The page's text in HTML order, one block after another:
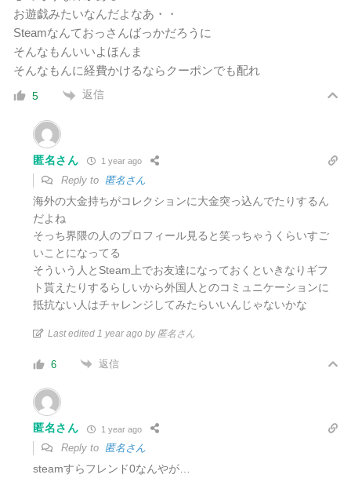
お遊戯みたいなんだよなあ・・
Steamなんておっさんばっかだろうに
そんなもんいいよほんま
そんなもんに経費かけるならクーポンでも配れ
5 返信
匿名さん 1 year ago
Reply to 匿名さん
海外の大金持ちがコレクションに大金突っ込んでたりするん
だよね
そっち界隈の人のプロフィール見ると笑っちゃうくらいすご
いことになってる
そういう人とSteam上でお友達になっておくといきなりギフ
ト貰えたりするらしいから外国人とのコミュニケーションに
抵抗ない人はチャレンジしてみたらいいんじゃないかな
Last edited 1 year ago by 匿名さん
6 返信
匿名さん 1 year ago
Reply to 匿名さん
steamすらフレンド0なんやが…